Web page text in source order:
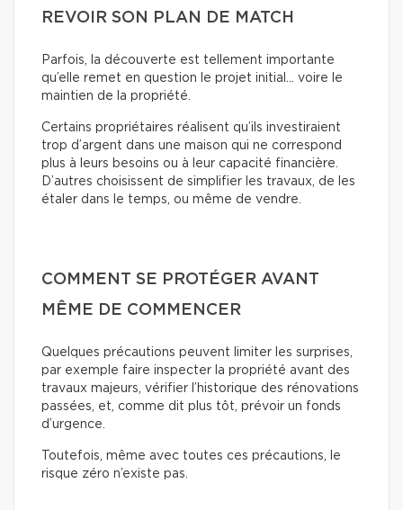
REVOIR SON PLAN DE MATCH
Parfois, la découverte est tellement importante
qu’elle remet en question le projet initial… voire le
maintien de la propriété.
Certains propriétaires réalisent qu’ils investiraient
trop d’argent dans une maison qui ne correspond
plus à leurs besoins ou à leur capacité financière.
D’autres choisissent de simplifier les travaux, de les
étaler dans le temps, ou même de vendre.
COMMENT SE PROTÉGER AVANT
MÊME DE COMMENCER
Quelques précautions peuvent limiter les surprises,
par exemple faire inspecter la propriété avant des
travaux majeurs, vérifier l’historique des rénovations
passées, et, comme dit plus tôt, prévoir un fonds
d’urgence.
Toutefois, même avec toutes ces précautions, le
risque zéro n’existe pas.